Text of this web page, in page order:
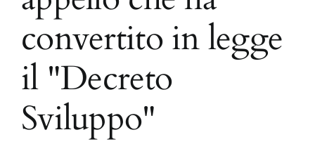
convertito in legge
il "Decreto
Sviluppo"